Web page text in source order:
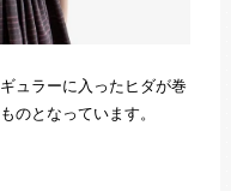
ュラーに入ったヒダが巻
のとなっています。